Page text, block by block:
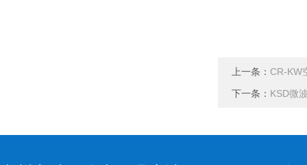
上一条： CR-KW
下一条： KSD微